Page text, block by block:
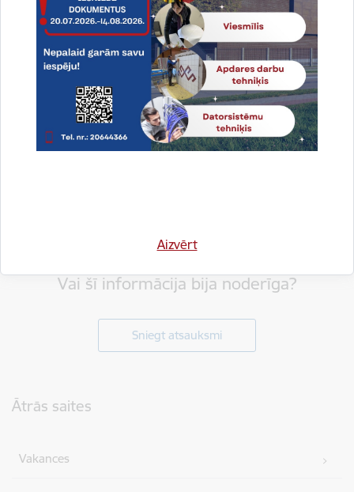
Aizvērt
Drukāt lapu
Vai šī informācija bija noderīga?
Sniegt atsauksmi
Ātrās saites
Vakances